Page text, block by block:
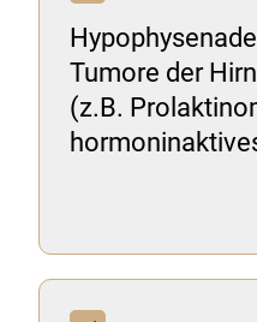
Tumore der
(z.B.